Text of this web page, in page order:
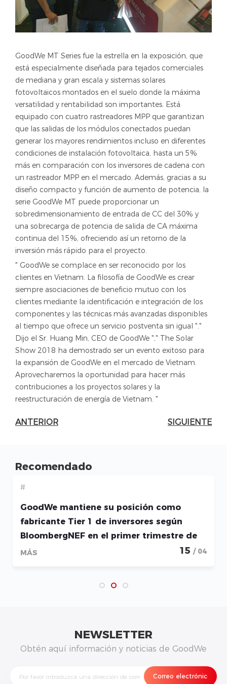
GoodWe MT Series fue la estrella en la exposición, que
está especialmente diseñada para tejados comerciales
de mediana y gran escala y sistemas solares
fotovoltaicos montados en el suelo donde la máxima
versatilidad y rentabilidad son importantes. Está
equipado con cuatro rastreadores MPP que garantizan
que las salidas de los módulos conectados puedan
generar los mayores rendimientos incluso en diferentes
condiciones de instalación fotovoltaica, hasta un 5%
más en comparación con los inversores de cadena con
un rastreador MPP en el mercado. Además, gracias a su
diseño compacto y función de aumento de potencia, la
serie GoodWe MT puede proporcionar un
sobredimensionamiento de entrada de CC del 30% y
una sobrecarga de potencia de salida de CA máxima
continua del 15%, ofreciendo así un retorno de la
inversión más rápido para el proyecto.
" GoodWe se complace en ser reconocido por los
clientes en Vietnam. La filosofía de GoodWe es crear
siempre asociaciones de beneficio mutuo con los
clientes mediante la identificación e integración de los
componentes y las técnicas más avanzadas disponibles
al tiempo que ofrece un servicio postventa sin igual "."
Dijo el Sr. Huang Min, CEO de GoodWe "," The Solar
Show 2018 ha demostrado ser un evento exitoso para
la expansión de GoodWe en el mercado de Vietnam.
Aprovecharemos la oportunidad para hacer más
contribuciones a los proyectos solares y la
reestructuración de energía de Vietnam. "
ANTERIOR SIGUIENTE
Recomendado
#
GoodWe mantiene su posición como
fabricante Tier 1 de inversores según
BloombergNEF en el primer trimestre de
2026
MÁS 15 / 04
NEWSLETTER
Obtén aquí información y noticias de GoodWe